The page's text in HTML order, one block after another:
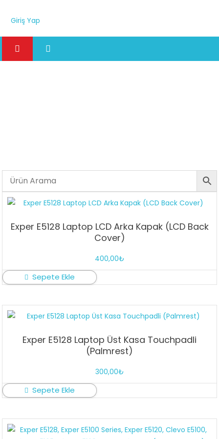
Giriş Yap
Exper E5128 Laptop LCD Arka Kapak (LCD Back
Cover)
400,00₺
Sepete Ekle
Exper E5128 Laptop Üst Kasa Touchpadli
(Palmrest)
300,00₺
Sepete Ekle